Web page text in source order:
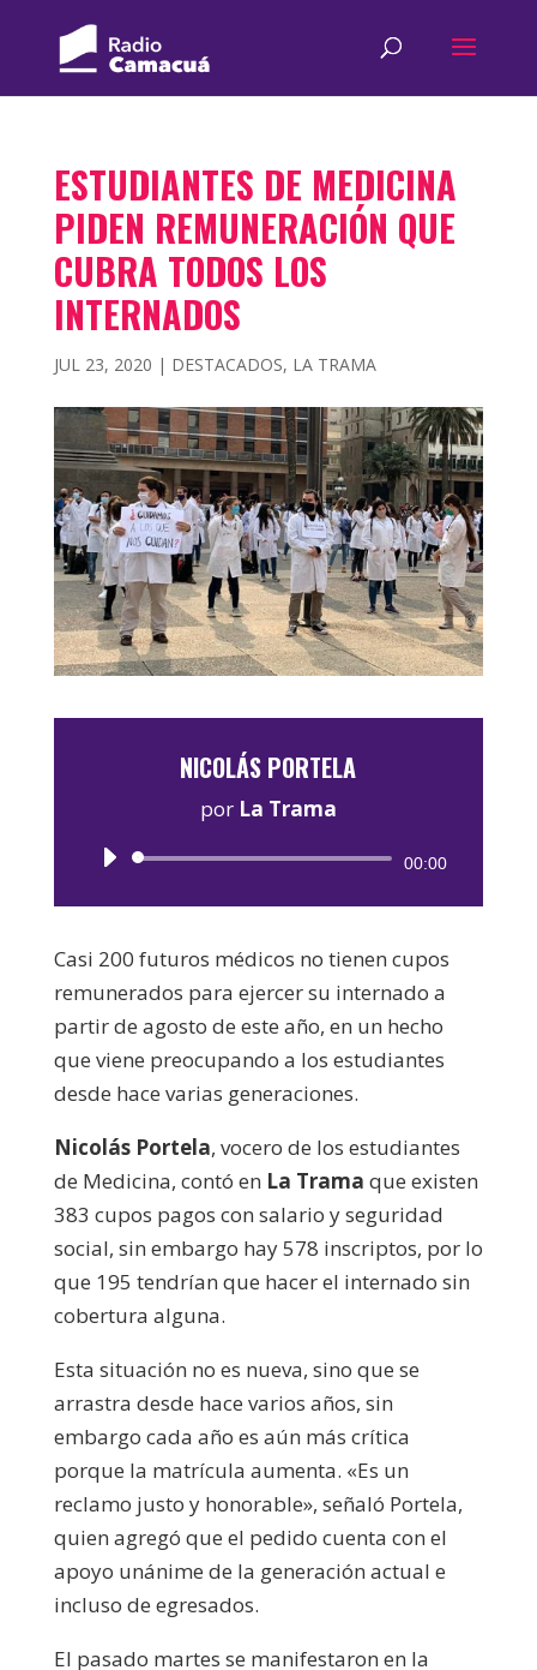
ESTUDIANTES DE MEDICINA
PIDEN REMUNERACIÓN QUE
CUBRA TODOS LOS
INTERNADOS
JUL 23, 2020 | DESTACADOS, LA TRAMA
NICOLÁS PORTELA
por La Trama
Reproductor
00:00
Casi 200 futuros médicos no tienen cupos
remunerados para ejercer su internado a
partir de agosto de este año, en un hecho
que viene preocupando a los estudiantes
desde hace varias generaciones.
Nicolás Portela, vocero de los estudiantes
de Medicina, contó en La Trama que existen
383 cupos pagos con salario y seguridad
social, sin embargo hay 578 inscriptos, por lo
que 195 tendrían que hacer el internado sin
cobertura alguna.
Esta situación no es nueva, sino que se
arrastra desde hace varios años, sin
embargo cada año es aún más crítica
porque la matrícula aumenta. «Es un
reclamo justo y honorable», señaló Portela,
quien agregó que el pedido cuenta con el
apoyo unánime de la generación actual e
incluso de egresados.
El pasado martes se manifestaron en la